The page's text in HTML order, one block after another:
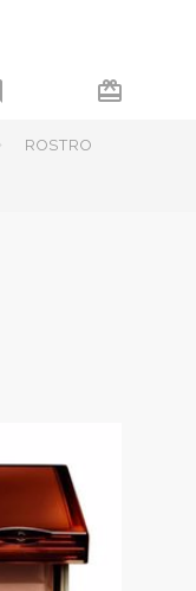
card_giftcard
ROSTRO